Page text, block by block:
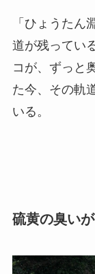
「ひょうたん
道が残ってい
コが、ずっと
た今、その軌
いる。
硫黄の臭いが